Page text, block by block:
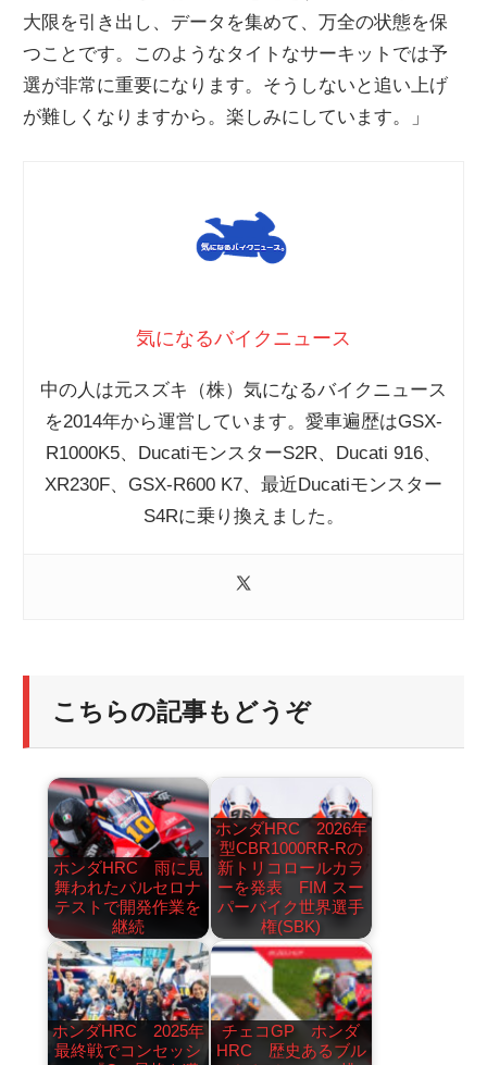
大限を引き出し、データを集めて、万全の状態を保
つことです。このようなタイトなサーキットでは予
選が非常に重要になります。そうしないと追い上げ
が難しくなりますから。楽しみにしています。」
気になるバイクニュース
中の人は元スズキ（株）気になるバイクニュース
を2014年から運営しています。愛車遍歴はGSX-
R1000K5、DucatiモンスターS2R、Ducati 916、
XR230F、GSX-R600 K7、最近Ducatiモンスター
S4Rに乗り換えました。
こちらの記事もどうぞ
ホンダHRC 雨に見
舞われたバルセロナ
テストで開発作業を
継続
ホンダHRC 2026年
型CBR1000RR-Rの
新トリコロールカラ
ーを発表 FIM スー
パーバイク世界選手
権(SBK)
ホンダHRC 2025年
最終戦でコンセッシ
チェコGP ホンダ
HRC 歴史あるブル